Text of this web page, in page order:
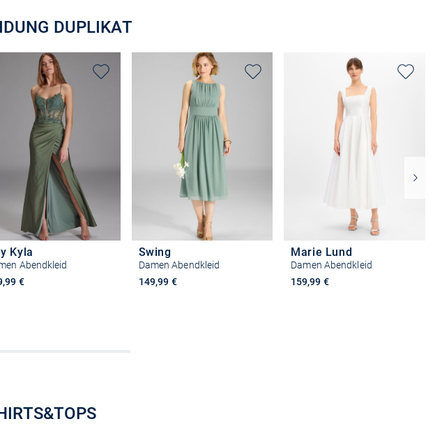
DUPLIKAT
Kyla
Abendkleid
€
Swing
Damen Abendkleid
149,99 €
Marie Lund
Damen Abendkleid
159,99 €